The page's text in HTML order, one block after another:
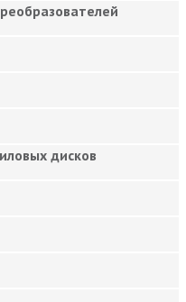
дисков